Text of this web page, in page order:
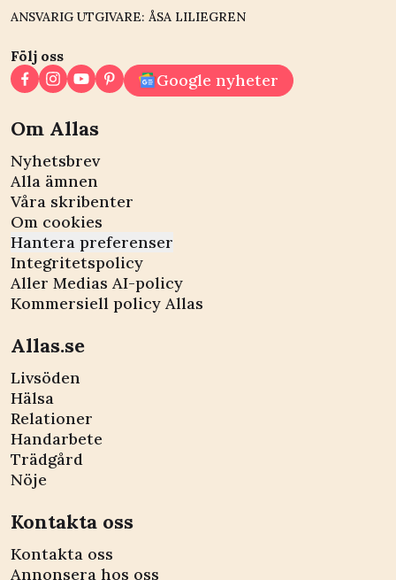
ANSVARIG UTGIVARE: ÅSA LILIEGREN
Följ oss
Google nyheter
Om Allas
Nyhetsbrev
Alla ämnen
Våra skribenter
Om cookies
Hantera preferenser
Integritetspolicy
Aller Medias AI-policy
Kommersiell policy Allas
Allas.se
Livsöden
Hälsa
Relationer
Handarbete
Trädgård
Nöje
Kontakta oss
Kontakta oss
Annonsera hos oss